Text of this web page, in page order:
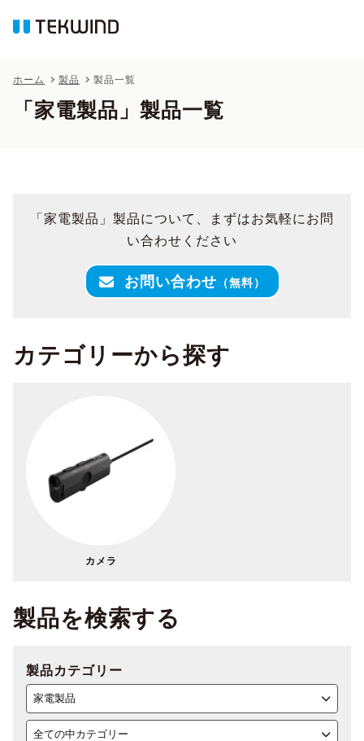
ホーム 製品 製品一覧
「家電製品」製品一覧
「家電製品」製品について、まずはお気軽にお問
い合わせください
お問い合わせ （無料）
カテゴリーから探す
カメラ
製品を検索する
製品カテゴリー